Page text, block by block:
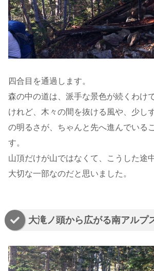
四合目を通過します。
森の中の道は、派手な景色が続くわけ
けれど、木々の間を抜ける風や、少し
の明るさが、ちゃんと先へ進んでいる
す。
山頂だけが山ではなくて、こうした途
大切な一部なのだと思いました。
大滝ノ頭から広がる南アルプ